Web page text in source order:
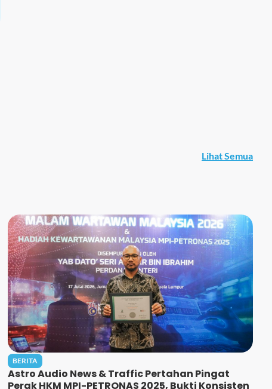
Lihat Semua
BERITA
Astro Audio News & Traffic Pertahan Pingat
Perak HKM MPI-PETRONAS 2025, Bukti Konsisten